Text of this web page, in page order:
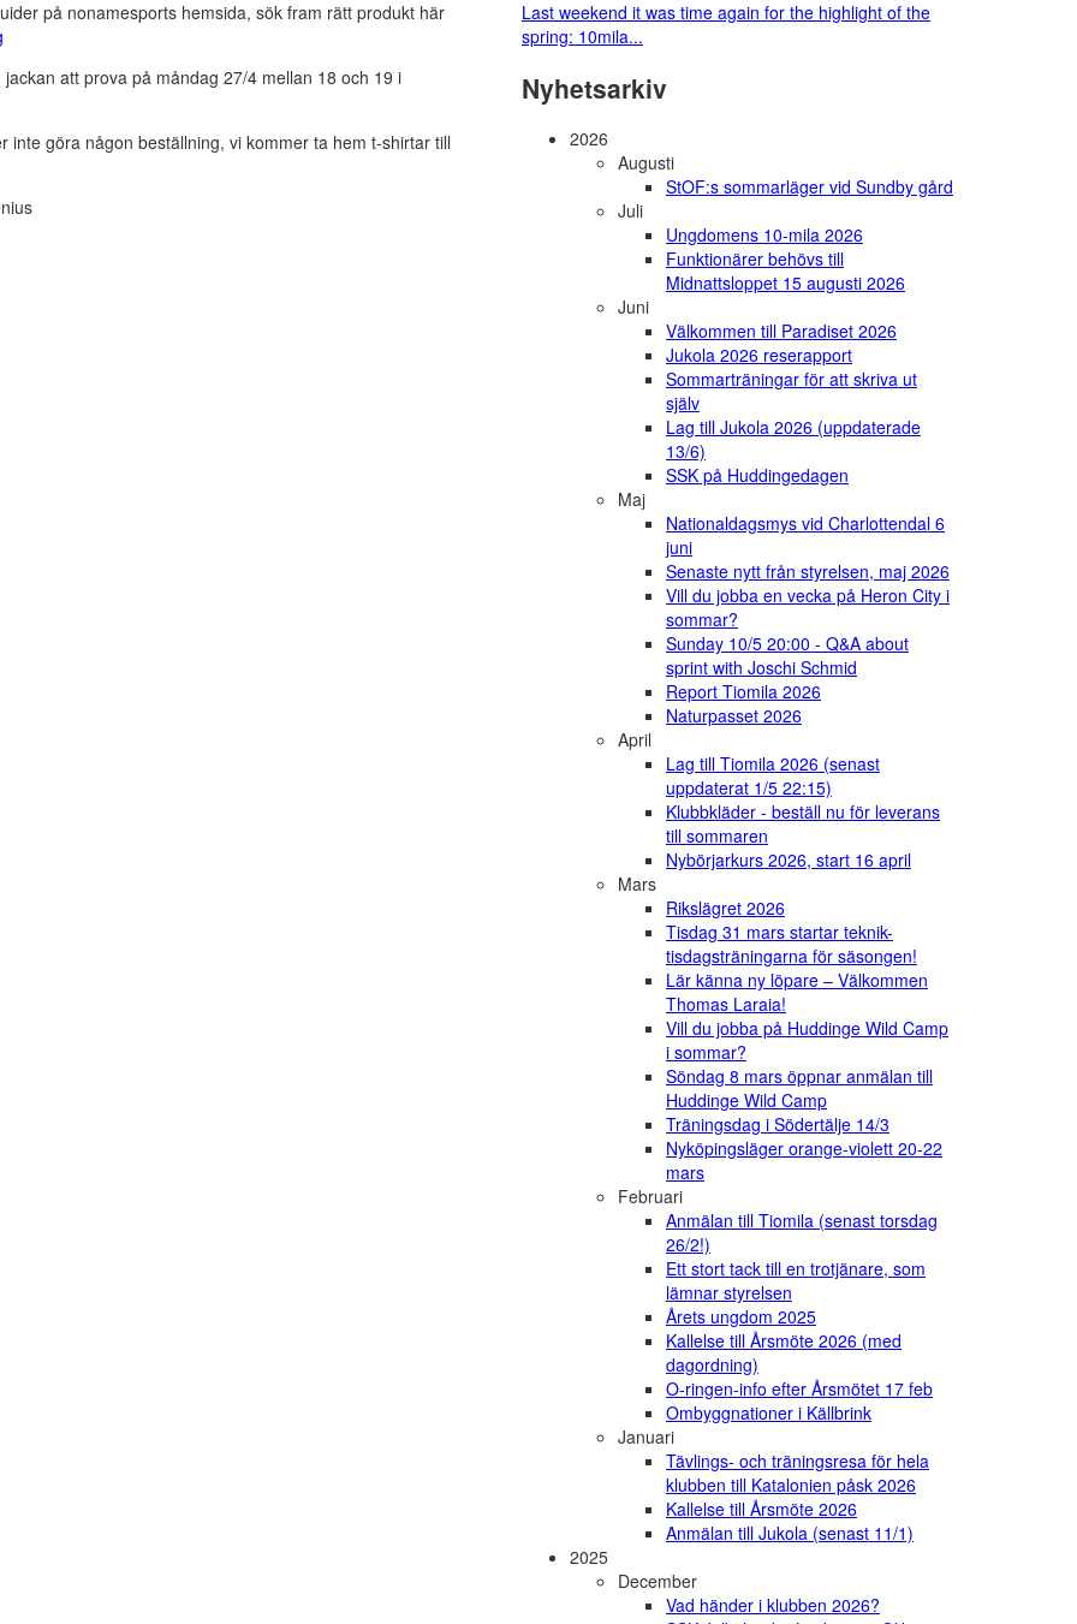
på nonamesports hemsida, sök fram rätt produkt här
att prova på måndag 27/4 mellan 18 och 19 i
göra någon beställning, vi kommer ta hem t-shirtar till
Last weekend it was time again for the highlight of the
spring: 10mila...
Nyhetsarkiv
2026
Augusti
StOF:s sommarläger vid Sundby gård
Juli
Ungdomens 10-mila 2026
Funktionärer behövs till
Midnattsloppet 15 augusti 2026
Juni
Välkommen till Paradiset 2026
Jukola 2026 reserapport
Sommarträningar för att skriva ut
själv
Lag till Jukola 2026 (uppdaterade
13/6)
SSK på Huddingedagen
Maj
Nationaldagsmys vid Charlottendal 6
juni
Senaste nytt från styrelsen, maj 2026
Vill du jobba en vecka på Heron City i
sommar?
Sunday 10/5 20:00 - Q&A about
sprint with Joschi Schmid
Report Tiomila 2026
Naturpasset 2026
April
Lag till Tiomila 2026 (senast
uppdaterat 1/5 22:15)
Klubbkläder - beställ nu för leverans
till sommaren
Nybörjarkurs 2026, start 16 april
Mars
Rikslägret 2026
Tisdag 31 mars startar teknik-
tisdagsträningarna för säsongen!
Lär känna ny löpare – Välkommen
Thomas Laraia!
Vill du jobba på Huddinge Wild Camp
i sommar?
Söndag 8 mars öppnar anmälan till
Huddinge Wild Camp
Träningsdag i Södertälje 14/3
Nyköpingsläger orange-violett 20-22
mars
Februari
Anmälan till Tiomila (senast torsdag
26/2!)
Ett stort tack till en trotjänare, som
lämnar styrelsen
Årets ungdom 2025
Kallelse till Årsmöte 2026 (med
dagordning)
O-ringen-info efter Årsmötet 17 feb
Ombyggnationer i Källbrink
Januari
Tävlings- och träningsresa för hela
klubben till Katalonien påsk 2026
Kallelse till Årsmöte 2026
Anmälan till Jukola (senast 11/1)
2025
December
Vad händer i klubben 2026?